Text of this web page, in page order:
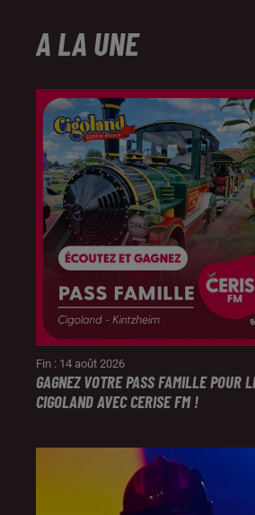
A LA UNE
Fin : 14 août 2026
GAGNEZ VOTRE PASS FAMILLE POUR
CIGOLAND AVEC CERISE FM !